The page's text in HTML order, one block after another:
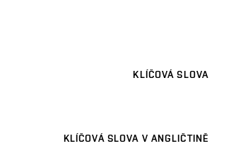
KLÍČOVÁ SLOVA
KLÍČOVÁ SLOVA V ANGLIČTINĚ